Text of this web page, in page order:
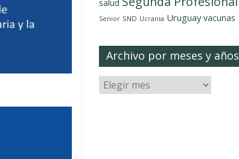
salud
Senior SND Ucrania Uruguay vacunas
Archivo por meses y años